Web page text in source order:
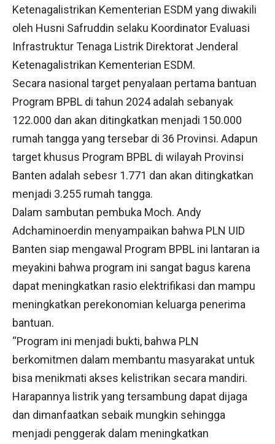
Ketenagalistrikan Kementerian ESDM yang diwakili
oleh Husni Safruddin selaku Koordinator Evaluasi
Infrastruktur Tenaga Listrik Direktorat Jenderal
Ketenagalistrikan Kementerian ESDM.
Secara nasional target penyalaan pertama bantuan
Program BPBL di tahun 2024 adalah sebanyak
122.000 dan akan ditingkatkan menjadi 150.000
rumah tangga yang tersebar di 36 Provinsi. Adapun
target khusus Program BPBL di wilayah Provinsi
Banten adalah sebesr 1.771 dan akan ditingkatkan
menjadi 3.255 rumah tangga.
Dalam sambutan pembuka Moch. Andy
Adchaminoerdin menyampaikan bahwa PLN UID
Banten siap mengawal Program BPBL ini lantaran ia
meyakini bahwa program ini sangat bagus karena
dapat meningkatkan rasio elektrifikasi dan mampu
meningkatkan perekonomian keluarga penerima
bantuan.
“Program ini menjadi bukti, bahwa PLN
berkomitmen dalam membantu masyarakat untuk
bisa menikmati akses kelistrikan secara mandiri.
Harapannya listrik yang tersambung dapat dijaga
dan dimanfaatkan sebaik mungkin sehingga
menjadi penggerak dalam meningkatkan